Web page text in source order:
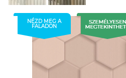
NÉZD MEG A
FALADON